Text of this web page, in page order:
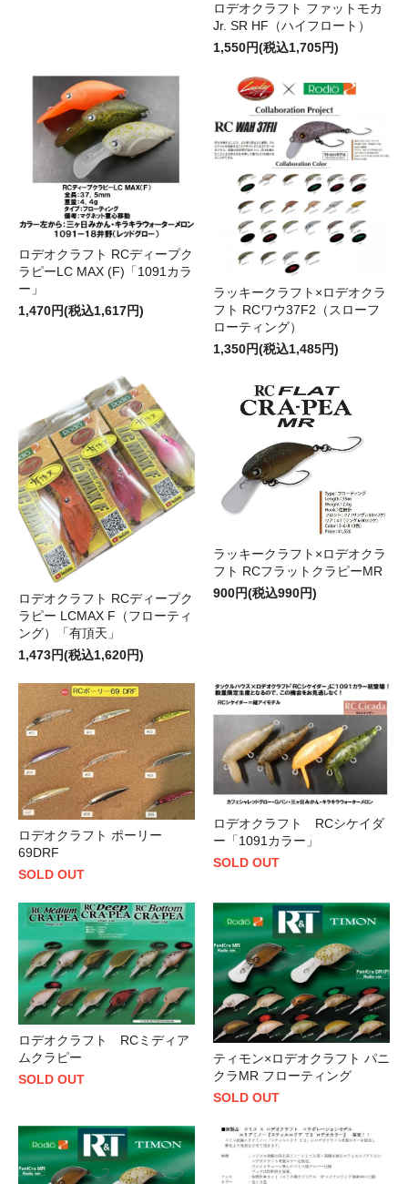
ロデオクラフト ファットモカ
Jr. SR HF（ハイフロート）
1,550円(税込1,705円)
ロデオクラフト RCディープク
ラピーLC MAX (F)「1091カラ
ー」
1,470円(税込1,617円)
ラッキークラフト×ロデオクラ
フト RCワウ37F2（スローフ
ローティング）
1,350円(税込1,485円)
ロデオクラフト RCディープク
ラピー LCMAX F（フローティ
ング）「有頂天」
1,473円(税込1,620円)
ラッキークラフト×ロデオクラ
フト RCフラットクラピーMR
900円(税込990円)
ロデオクラフト ポーリー
69DRF
SOLD OUT
ロデオクラフト RCシケイダ
ー「1091カラー」
SOLD OUT
ロデオクラフト RCミディア
ムクラピー
SOLD OUT
ティモン×ロデオクラフト パニ
クラMR フローティング
SOLD OUT